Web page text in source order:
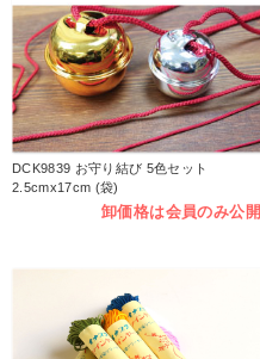
DCK9839 お守り結び 5色セット
2.5cmx17cm (袋)
卸価格は会員のみ公開